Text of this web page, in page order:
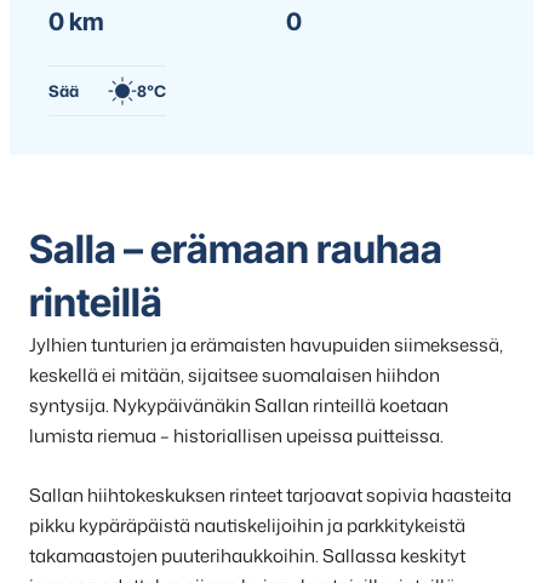
0 km 0
Sää 8°C
Salla – erämaan rauhaa
rinteillä
Jylhien tunturien ja erämaisten havupuiden siimeksessä,
keskellä ei mitään, sijaitsee suomalaisen hiihdon
syntysija. Nykypäivänäkin Sallan rinteillä koetaan
lumista riemua – historiallisen upeissa puitteissa.
Sallan hiihtokeskuksen rinteet tarjoavat sopivia haasteita
pikku kypäräpäistä nautiskelijoihin ja parkkitykeistä
takamaastojen puuterihaukkoihin. Sallassa keskityt